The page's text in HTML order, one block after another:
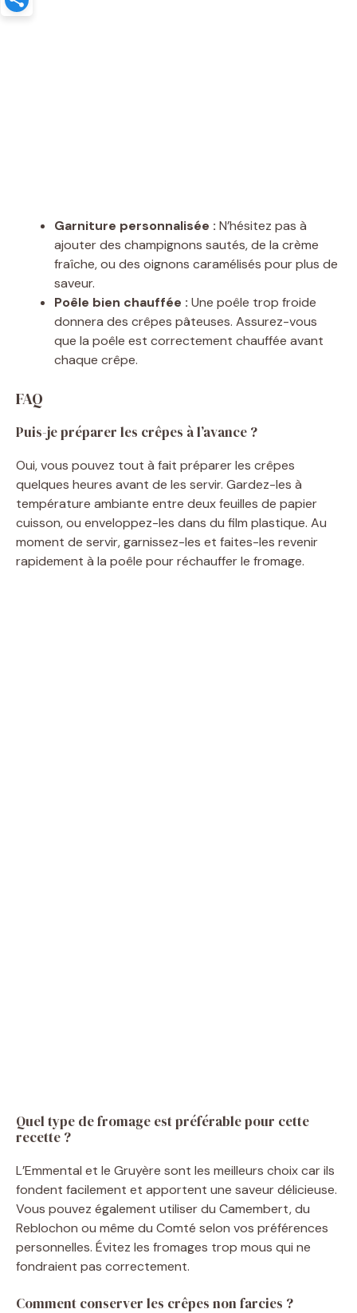
Garniture personnalisée : N’hésitez pas à
ajouter des champignons sautés, de la crème
fraîche, ou des oignons caramélisés pour plus de
saveur.
Poêle bien chauffée : Une poêle trop froide
donnera des crêpes pâteuses. Assurez-vous
que la poêle est correctement chauffée avant
chaque crêpe.
FAQ
Puis-je préparer les crêpes à l’avance ?
Oui, vous pouvez tout à fait préparer les crêpes
quelques heures avant de les servir. Gardez-les à
température ambiante entre deux feuilles de papier
cuisson, ou enveloppez-les dans du film plastique. Au
moment de servir, garnissez-les et faites-les revenir
rapidement à la poêle pour réchauffer le fromage.
Quel type de fromage est préférable pour cette
recette ?
L’Emmental et le Gruyère sont les meilleurs choix car ils
fondent facilement et apportent une saveur délicieuse.
Vous pouvez également utiliser du Camembert, du
Reblochon ou même du Comté selon vos préférences
personnelles. Évitez les fromages trop mous qui ne
fondraient pas correctement.
Comment conserver les crêpes non farcies ?